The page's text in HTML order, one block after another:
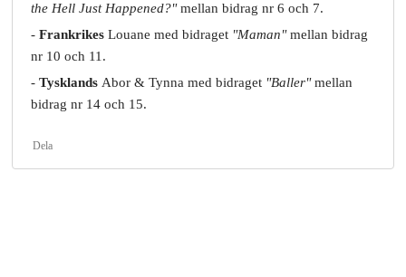
the Hell Just Happened?" mellan bidrag nr 6 och 7.
- Frankrikes Louane med bidraget "Maman"mellan bidrag
nr 10 och 11.
- Tysklands Abor & Tynna med bidraget "Baller" mellan
bidrag nr 14 och 15.
Dela